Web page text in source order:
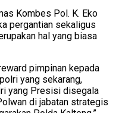
Kombes Pol. K. Eko
pergantian sekaligus
hal yang biasa
pimpinan kepada
yang sekarang,
yang Presisi disegala
di jabatan strategis